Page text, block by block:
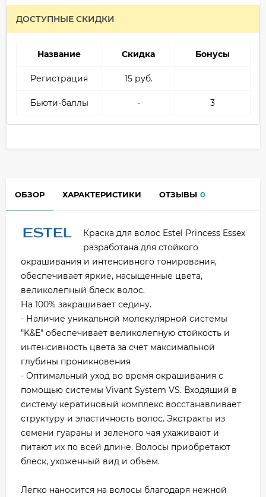
ДОСТУПНЫЕ СКИДКИ
Название Скидка Бонусы
Регистрация 15 руб.
Бьюти-баллы - 3
ОБЗОР ХАРАКТЕРИСТИКИ ОТЗЫВЫ 0
Краска для волос Estel Princess Essex
разработана для стойкого
окрашивания и интенсивного тонирования,
обеспечивает яркие, насыщенные цвета,
великолепный блеск волос.
На 100% закрашивает седину.
- Наличие уникальной молекулярной системы
"K&E" обеспечивает великолепную стойкость и
интенсивность цвета за счет максимальной
глубины проникновения
- Оптимальный уход во время окрашивания с
помощью системы Vivant System VS. Входящий в
систему кератиновый комплекс восстанавливает
структуру и эластичность волос. Экстракты из
семени гуараны и зеленого чая ухаживают и
питают их по всей длине. Волосы приобретают
блеск, ухоженный вид и объем.
Легко наносится на волосы благодаря нежной